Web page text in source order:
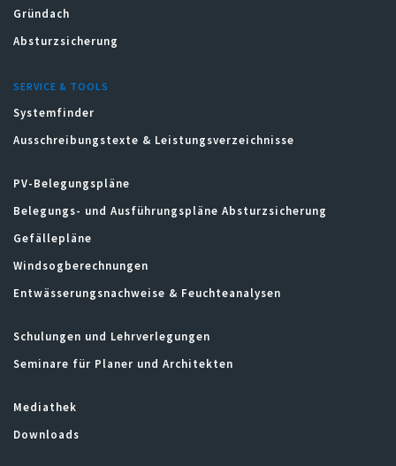
Gründach
Absturzsicherung
SERVICE & TOOLS
Systemfinder
Ausschreibungstexte & Leistungsverzeichnisse
PV-Belegungspläne
Belegungs- und Ausführungspläne Absturzsicherung
Gefällepläne
Windsogberechnungen
Entwässerungsnachweise & Feuchteanalysen
Schulungen und Lehrverlegungen
Seminare für Planer und Architekten
Mediathek
Downloads